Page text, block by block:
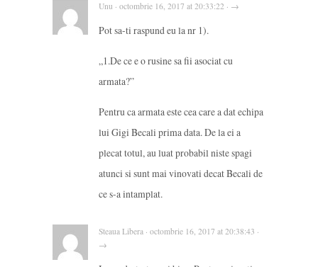
Unu · octombrie 16, 2017 at 20:33:22 · →
Pot sa-ti raspund eu la nr 1).
„1.De ce e o rusine sa fii asociat cu
armata?”
Pentru ca armata este cea care a dat echipa
lui Gigi Becali prima data. De la ei a
plecat totul, au luat probabil niste spagi
atunci si sunt mai vinovati decat Becali de
ce s-a intamplat.
Steaua Libera · octombrie 16, 2017 at 20:38:43 ·
→